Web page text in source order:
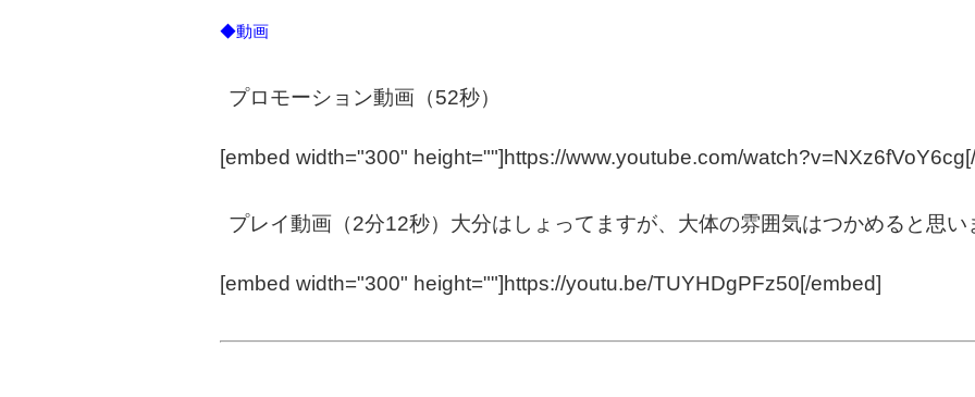
◆動画
プロモーション動画（52秒）
[embed width="300" height=""]https://www.youtube.com/
プレイ動画（2分12秒）大分はしょってますが、大体の雰囲気はつかめると思い
[embed width="300" height=""]https://youtu.be/TUYHDgPFz50[/embed]